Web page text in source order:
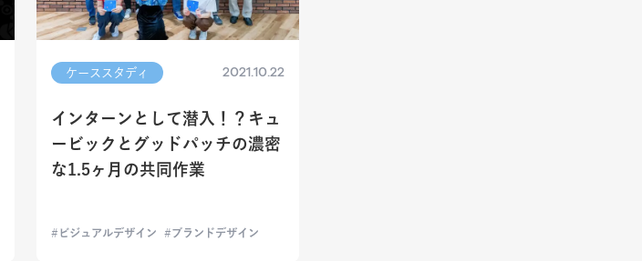
ケーススタディ 2021.10.22
インターンとして潜入！？キュ
ービックとグッドパッチの濃密
な1.5ヶ月の共同作業
ビジュアルデザイン ブランドデザイン